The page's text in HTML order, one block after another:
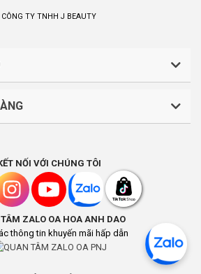
TY TNHH J BEAUTY
J BEAUTY
Lầu 1, số 242-244 Hai Bà Trưng,
phố Hồ Chí Minh, Việt Nam
giao nhận
và hoàn tiền
thiết
NỐI VỚI CHÚNG TÔI
ZALO OA HOA ANH DAO
thông tin khuyến mãi hấp dẫn